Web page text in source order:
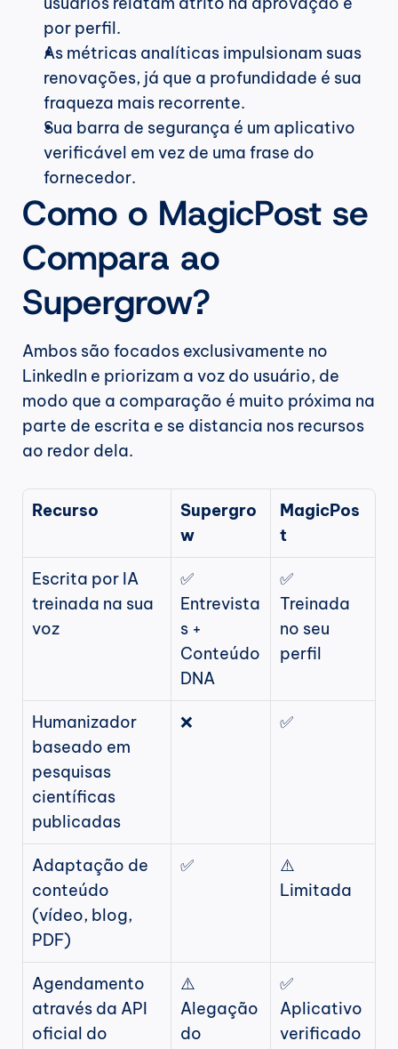
por perfil.
As métricas analíticas impulsionam suas
renovações, já que a profundidade é sua
fraqueza mais recorrente.
Sua barra de segurança é um aplicativo
verificável em vez de uma frase do
fornecedor.
Como o MagicPost se
Compara ao
Supergrow?
Ambos são focados exclusivamente no
LinkedIn e priorizam a voz do usuário, de
modo que a comparação é muito próxima na
parte de escrita e se distancia nos recursos
ao redor dela.
Recurso
Supergro
w
MagicPos
t
Escrita por IA
treinada na sua
voz
✅
Entrevista
s +
Conteúdo
DNA
✅
Treinada
no seu
perfil
Humanizador
baseado em
pesquisas
científicas
publicadas
❌ ✅
Adaptação de
conteúdo
(vídeo, blog,
PDF)
✅
⚠️
Limitada
Agendamento
através da API
oficial do
⚠️
Alegação
do
✅
Aplicativo
verificado